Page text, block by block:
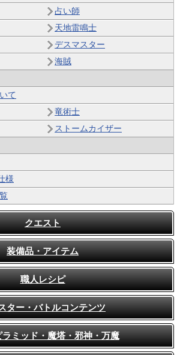
占い師
天地雷鳴士
デスマスター
海賊
て
竜術士
ストームカイザー
様
クエスト
装備品・アイテム
職人レシピ
ター・バトルコンテンツ
ミッド・魔塔・邪神・万魔